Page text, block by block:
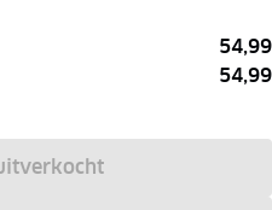
54,99
54,99